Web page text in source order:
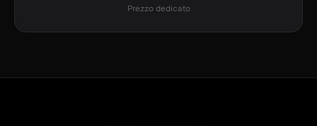
Prezzo dedicato